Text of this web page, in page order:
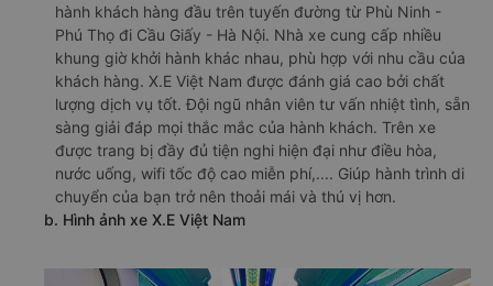
hành khách hàng đầu trên tuyến đường từ Phù Ninh -
Phú Thọ đi Cầu Giấy - Hà Nội. Nhà xe cung cấp nhiều
khung giờ khởi hành khác nhau, phù hợp với nhu cầu của
khách hàng. X.E Việt Nam được đánh giá cao bởi chất
lượng dịch vụ tốt. Đội ngũ nhân viên tư vấn nhiệt tình, sẵn
sàng giải đáp mọi thắc mắc của hành khách. Trên xe
được trang bị đầy đủ tiện nghi hiện đại như điều hòa,
nước uống, wifi tốc độ cao miễn phí,.... Giúp hành trình di
chuyển của bạn trở nên thoải mái và thú vị hơn.
b. Hình ảnh xe X.E Việt Nam